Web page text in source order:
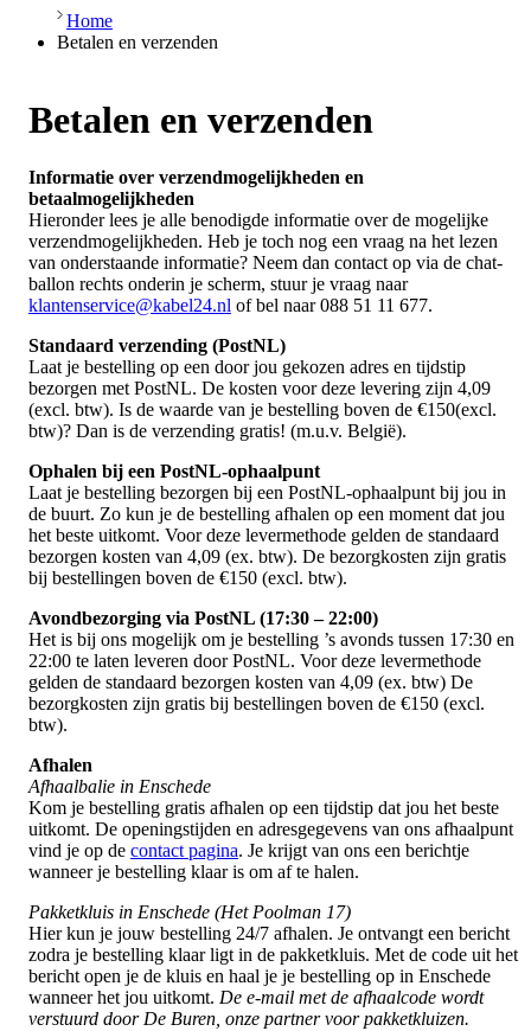
Home
Betalen en verzenden
Betalen en verzenden
Informatie over verzendmogelijkheden en
betaalmogelijkheden
Hieronder lees je alle benodigde informatie over de mogelijke
verzendmogelijkheden. Heb je toch nog een vraag na het lezen
van onderstaande informatie? Neem dan contact op via de chat-
ballon rechts onderin je scherm, stuur je vraag naar
klantenservice@kabel24.nl of bel naar 088 51 11 677.
Standaard verzending (PostNL)
Laat je bestelling op een door jou gekozen adres en tijdstip
bezorgen met PostNL. De kosten voor deze levering zijn 4,09
(excl. btw). Is de waarde van je bestelling boven de €150(excl.
btw)? Dan is de verzending gratis! (m.u.v. België).
Ophalen bij een PostNL-ophaalpunt
Laat je bestelling bezorgen bij een PostNL-ophaalpunt bij jou in
de buurt. Zo kun je de bestelling afhalen op een moment dat jou
het beste uitkomt. Voor deze levermethode gelden de standaard
bezorgen kosten van 4,09 (ex. btw). De bezorgkosten zijn gratis
bij bestellingen boven de €150 (excl. btw).
Avondbezorging via PostNL (17:30 – 22:00)
Het is bij ons mogelijk om je bestelling ’s avonds tussen 17:30 en
22:00 te laten leveren door PostNL. Voor deze levermethode
gelden de standaard bezorgen kosten van 4,09 (ex. btw) De
bezorgkosten zijn gratis bij bestellingen boven de €150 (excl.
btw).
Afhalen
Afhaalbalie in Enschede
Kom je bestelling gratis afhalen op een tijdstip dat jou het beste
uitkomt. De openingstijden en adresgegevens van ons afhaalpunt
vind je op de contact pagina. Je krijgt van ons een berichtje
wanneer je bestelling klaar is om af te halen.
Pakketkluis in Enschede (Het Poolman 17)
Hier kun je jouw bestelling 24/7 afhalen. Je ontvangt een bericht
zodra je bestelling klaar ligt in de pakketkluis. Met de code uit het
bericht open je de kluis en haal je je bestelling op in Enschede
wanneer het jou uitkomt. De e-mail met de afhaalcode wordt
verstuurd door De Buren, onze partner voor pakketkluizen.